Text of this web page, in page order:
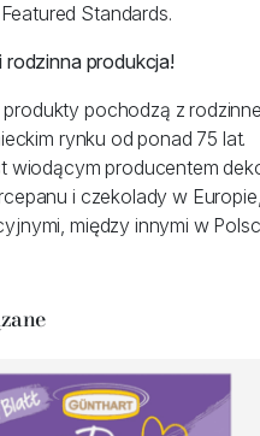
Standards.
rodzinna produkcja!
pochodzą z
rynku od ponad 75 lat.
wiodącym producentem
i czekolady w
między innymi w